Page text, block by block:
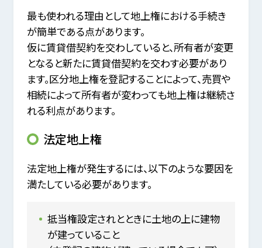
最も使われる理由として地上権における手続き
が簡単である点があります。
仮に賃貸借契約を交わしていると、所有者が変更
となると新たに賃貸借契約を交わす必要があり
ます。区分地上権を登記することによって、売買や
相続によって所有者が変わっても地上権は継続さ
れる利点があります。
法定地上権
法定地上権が発生するには、以下のような要因を
満たしている必要があります。
抵当権設定されとときに土地の上に建物
が建っていること